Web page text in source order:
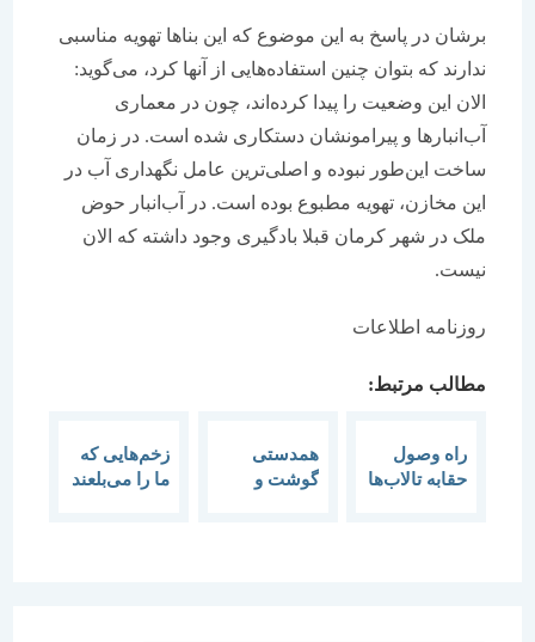
برشان در پاسخ به این موضوع که این بناها تهویه مناسبی
ندارند که بتوان چنین استفاده‌هایی از آنها کرد، می‌گوید:
الان این وضعیت را پیدا کرده‌اند، چون در معماری
آب‌انبارها و پیرامونشان دستکاری شده است. در زمان
ساخت این‌طور نبوده و اصلی‌ترین عامل نگهداری آب در
این مخازن، تهویه مطبوع بوده است. در آب‌انبار حوض
ملک در شهر کرمان قبلا بادگیری وجود داشته که الان
نیست.
روزنامه اطلاعات
مطالب مرتبط:
راه وصول
حقابه تالاب‏‏‌ها
همدستی
گوشت و
زخم‌هایی که
ما را می‌بلعند